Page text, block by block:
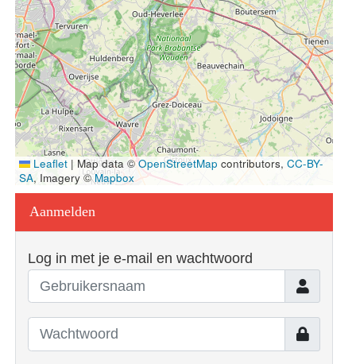
Leaflet | Map data ©OpenStreetMap contributors, CC-BY-
SA, Imagery ©Mapbox
Aanmelden
Log in met je e-mail en wachtwoord
Toon